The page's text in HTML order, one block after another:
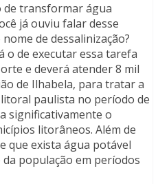
de transformar água
já ouviu falar desse
de dessalinização?
o de executar essa tarefa
e deverá atender 8 mil
de Ilhabela, para tratar a
paulista no período de
significativamente o
litorâneos. Além de
que exista água potável
população em períodos